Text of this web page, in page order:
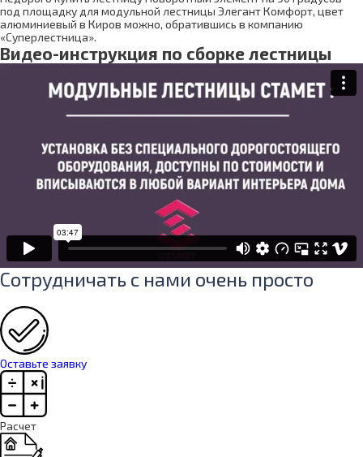
под площадку для модульной лестницы Элегант Комфорт, цвет
алюминиевый в Киров можно, обратившись в компанию
«Суперлестница».
Видео-инструкция по сборке лестницы
Сотрудничать с нами очень просто
Оставьте заявку
Расчет